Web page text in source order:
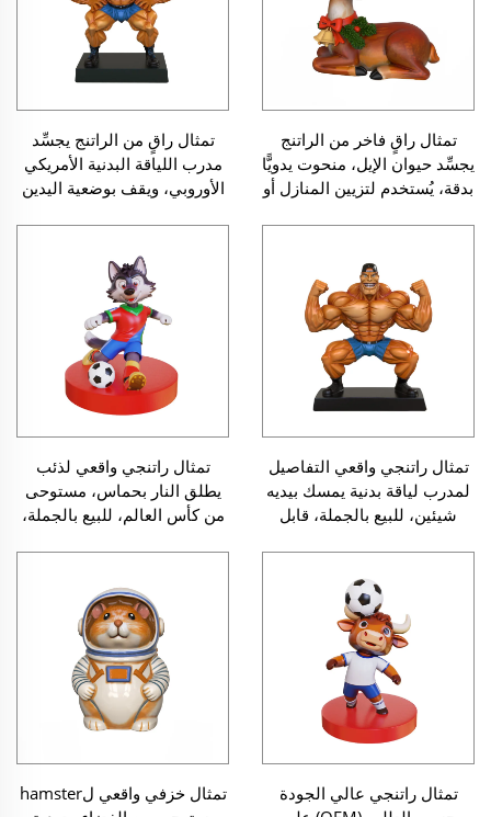
تمثال راقٍ فاخر من الراتنج
يجسِّد حيوان الإيل، منحوت يدويًّا
بدقة، يُستخدم لتزيين المنازل أو
تمثال راقٍ من الراتنج يجسِّد
مدرب اللياقة البدنية الأمريكي
الأوروبي، ويقف بوضعية اليدين
زخرفيًّا
تمثال راتنجي واقعي التفاصيل
لمدرب لياقة بدنية يمسك بيديه
شيئين، للبيع بالجملة، قابل
تمثال راتنجي واقعي لذئب
يطلق النار بحماس، مستوحى
من كأس العالم، للبيع بالجملة،
الفنية، موجَّه للسوق الأوروبية
والأمريكية
تمثال راتنجي عالي الجودة
تمثال خزفي واقعي لhamster